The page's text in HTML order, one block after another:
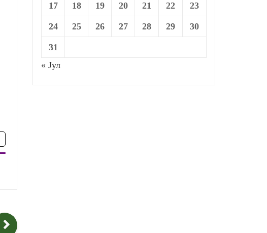
17 18 19 20 21 22 23
24 25 26 27 28 29 30
31
« Јул